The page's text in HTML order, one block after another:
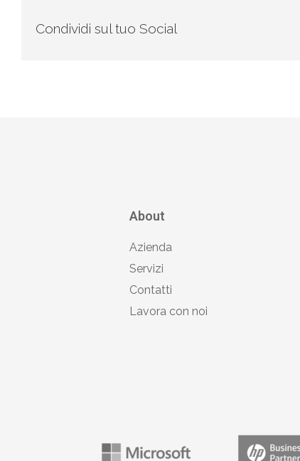
Condividi sul tuo Social
About
Azienda
Servizi
Contatti
Lavora con noi